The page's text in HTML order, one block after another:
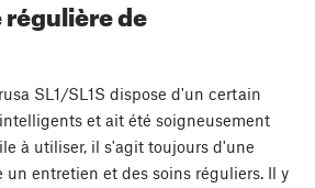
de
SL1/SL1S dispose d'un certain
et ait été soigneusement
à utiliser, il s'agit toujours d'une
un entretien et des soins réguliers. Il y